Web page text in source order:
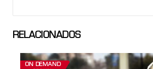
RELACIONADOS
ON DEMAND